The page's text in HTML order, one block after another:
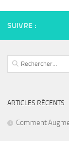
SUIVRE :
Rechercher :
ARTICLES RÉCENTS
Comment